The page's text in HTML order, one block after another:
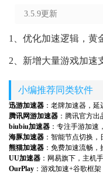
3.5.9更新
1、优化加速逻辑，黄
2、新增大量游戏加速
小编推荐同类软件
迅游加速器 ：老牌加速器，
腾讯网游加速器 ：腾讯官方
biubiu加速器 ：专注手游加速
海豚加速器 ：智能节点切换
熊猫加速器 ：免费加速流畅
UU加速器 ：网易旗下，主机
OurPlay ：游戏加速+谷歌框